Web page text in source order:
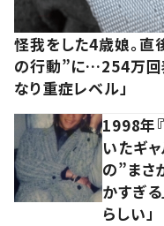
怪我をした4歳娘。直
の行動”に…254万回
なり重症レベル」
1998年
いたギ
の”まさ
かすぎる
らしい」